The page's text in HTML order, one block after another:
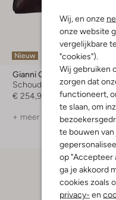
Wij, en onze
onze website
vergelijkbare
"cookies").
Wij gebruiken
zorgen dat
functioneert,
te slaan, om
te bouwen
op "Accepteer
ga je akkoord
cookies zoals
privacy- en
Nieuw
Gianni Chiarini
Schoudertas
€ 254,99
+ meer kleuren